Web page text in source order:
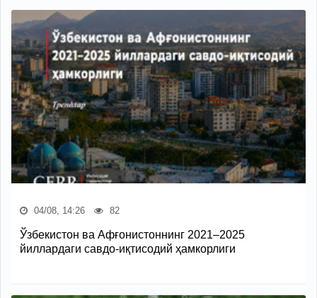
04/08, 14:26 82
Ўзбекистон ва Афғонистоннинг 2021–2025
йиллардаги савдо-иқтисодий ҳамкорлиги